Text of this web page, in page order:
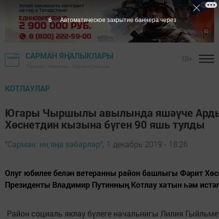
САРМАН ЯҢАЛЫКЛАРЫ
КОТЛАУЛАР
Югары Чыршылы авылында яшәүче
Хөснетдин кызына бүген 90 яшь тулды
"Сарман: иң яңа хәбәрләр", 1 декабрь 2019 - 18:26
Олуг юбилее белән ветеранны район башлыгы Фәрит
Президенты Владимир Путинның Котлау хатын һәм
Район социаль яклау бүлеге начальнигы Лилия
5 Автоматическое закрытие баннера через